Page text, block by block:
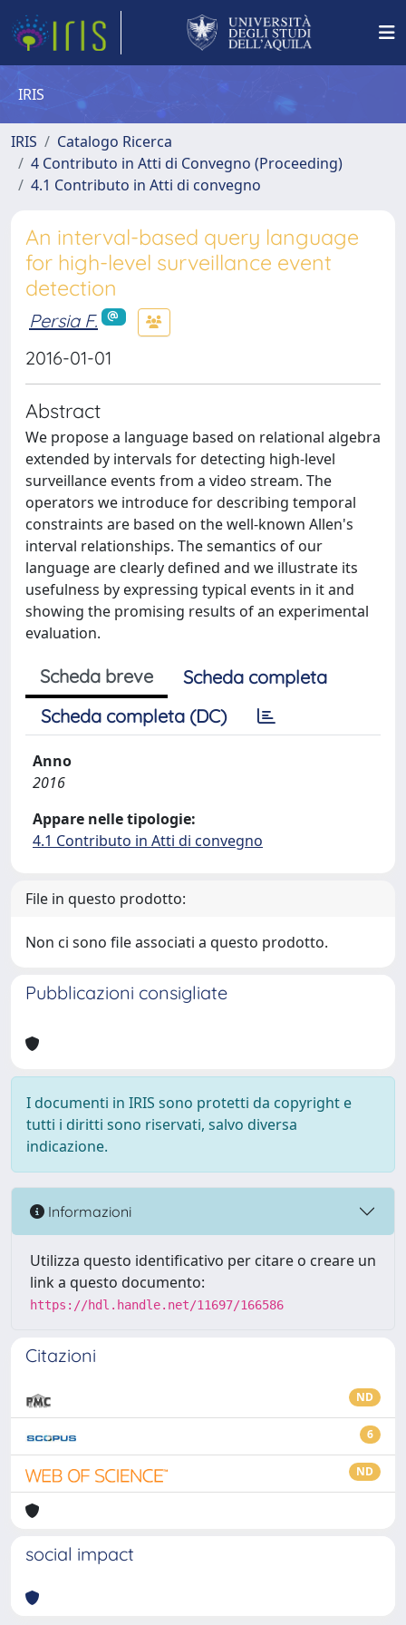
IRIS
IRIS
Catalogo Ricerca
4 Contributo in Atti di Convegno (Proceeding)
4.1 Contributo in Atti di convegno
An interval-based query language
for high-level surveillance event
detection
Persia F.
2016-01-01
Abstract
We propose a language based on relational algebra
extended by intervals for detecting high-level
surveillance events from a video stream. The
operators we introduce for describing temporal
constraints are based on the well-known Allen's
interval relationships. The semantics of our
language are clearly defined and we illustrate its
usefulness by expressing typical events in it and
showing the promising results of an experimental
evaluation.
Scheda breve
Scheda completa
Scheda completa (DC)
Anno
2016
Appare nelle tipologie:
4.1 Contributo in Atti di convegno
File in questo prodotto:
Non ci sono file associati a questo prodotto.
Pubblicazioni consigliate
I documenti in IRIS sono protetti da copyright e
tutti i diritti sono riservati, salvo diversa
indicazione.
Informazioni
Utilizza questo identificativo per citare o creare un
link a questo documento:
https://hdl.handle.net/11697/166586
Citazioni
ND
6
ND
social impact